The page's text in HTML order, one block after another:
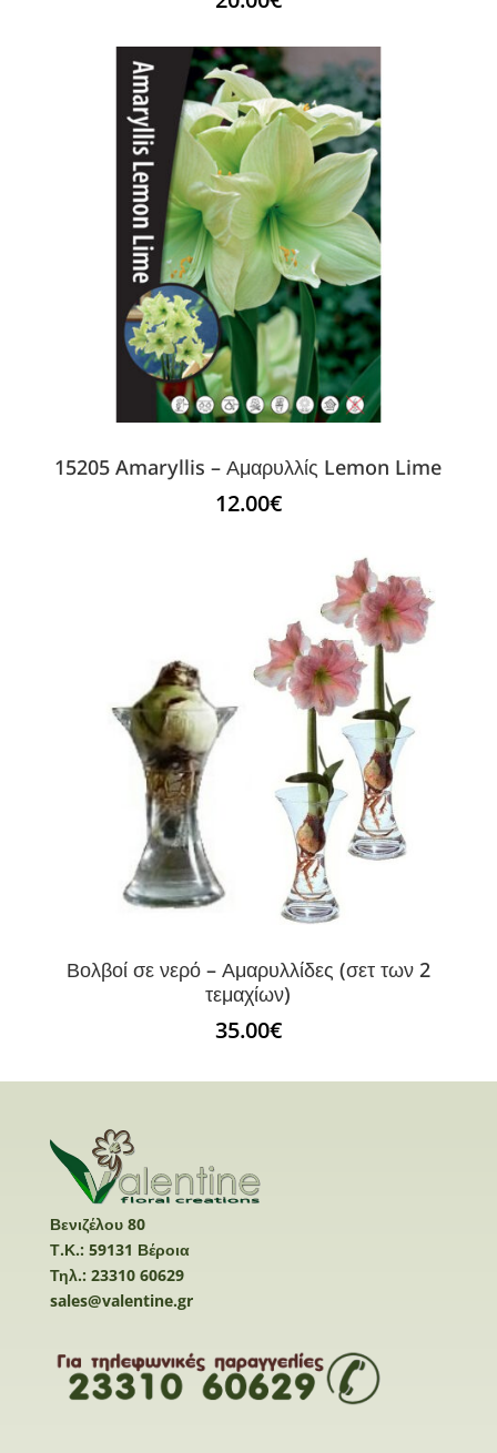
15205 Amaryllis – Αμαρυλλίς Lemon Lime
12.00€
Βολβοί σε νερό – Αμαρυλλίδες (σετ των 2
τεμαχίων)
35.00€
Βενιζέλου 80
Τ.Κ.: 59131 Βέροια
Τηλ.: 23310 60629
sales@valentine.gr